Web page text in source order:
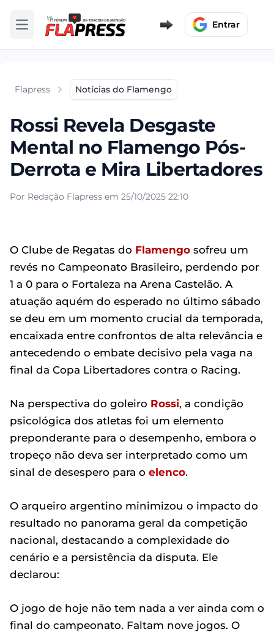
Abrir menu Entrar
Flapress Notícias do Flamengo
Rossi Revela Desgaste
Mental no Flamengo Pós-
Derrota e Mira Libertadores
Por Redação Flapress em 25/10/2025 22:10
O Clube de Regatas do Flamengo sofreu um
revés no Campeonato Brasileiro, perdendo por
1 a 0 para o Fortaleza na Arena Castelão. A
atuação aquém do esperado no último sábado
se deu em um momento crucial da temporada,
encaixada entre confrontos de alta relevância e
antecedendo o embate decisivo pela vaga na
final da Copa Libertadores contra o Racing.
Na perspectiva do goleiro Rossi, a condição
psicológica dos atletas foi um elemento
preponderante para o desempenho, embora o
tropeço não deva ser interpretado como um
sinal de desespero para o elenco.
O arqueiro argentino minimizou o impacto do
resultado no panorama geral da competição
nacional, destacando a complexidade do
cenário e a persistência da disputa. Ele
declarou:
O jogo de hoje não tem nada a ver ainda com o
final do campeonato. Faltam nove jogos. O